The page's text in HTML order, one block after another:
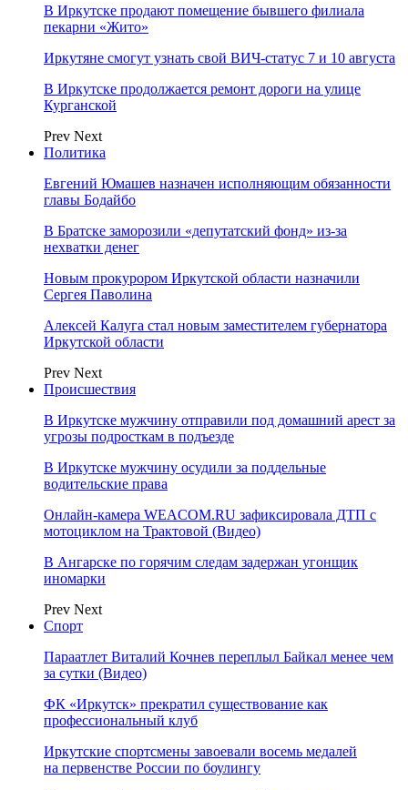
В Иркутске продают помещение бывшего филиала
пекарни «Жито»
Иркутяне смогут узнать свой ВИЧ-статус 7 и 10 августа
В Иркутске продолжается ремонт дороги на улице
Курганской
Prev Next
Политика
Евгений Юмашев назначен исполняющим обязанности
главы Бодайбо
В Братске заморозили «депутатский фонд» из‑за
нехватки денег
Новым прокурором Иркутской области назначили
Сергея Паволина
Алексей Калуга стал новым заместителем губернатора
Иркутской области
Prev Next
Происшествия
В Иркутске мужчину отправили под домашний арест за
угрозы подросткам в подъезде
В Иркутске мужчину осудили за поддельные
водительские права
Онлайн-камера WEACOM.RU зафиксировала ДТП с
мотоциклом на Трактовой (Видео)
В Ангарске по горячим следам задержан угонщик
иномарки
Prev Next
Спорт
Параатлет Виталий Кочнев переплыл Байкал менее чем
за сутки (Видео)
ФК «Иркутск» прекратил существование как
профессиональный клуб
Иркутские спортсмены завоевали восемь медалей
на первенстве России по боулингу